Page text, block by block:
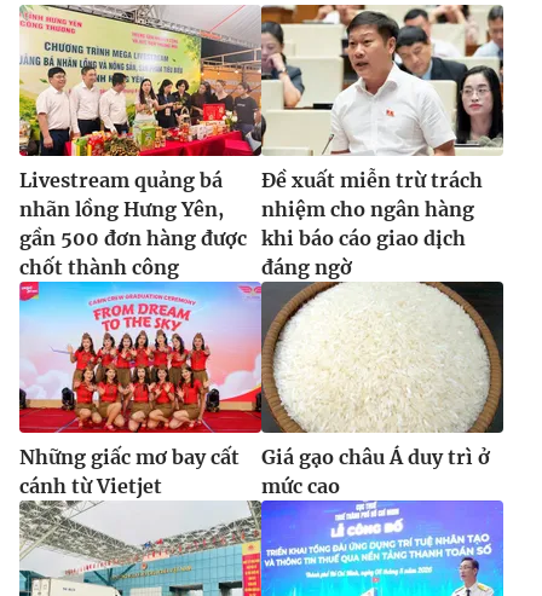
Ðiện thoại Thời báo VTV:
024.66 897 897
Email:toasoan@vtv.vn
Liên hệ quảng cáo:024-7300.7108
® Cấm sao chép dưới mọi hình thức nếu không có sự chấp
thuận bằng văn bản. Ghi rõ nguồn VTV.vn khi phát hành lại
thông tin từ website này.
Livestream quảng bá
nhãn lồng Hưng Yên,
gần 500 đơn hàng được
chốt thành công
Đề xuất miễn trừ trách
nhiệm cho ngân hàng
khi báo cáo giao dịch
đáng ngờ
Những giấc mơ bay cất
cánh từ Vietjet
Giá gạo châu Á duy trì ở
mức cao